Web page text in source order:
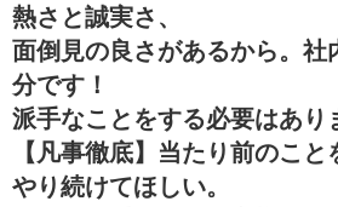
熱さと誠実さ、
面倒見の良さがあるから。社
分です！
派手なことをする必要はあり
【凡事徹底】当たり前のこ
やり続けてほしい。